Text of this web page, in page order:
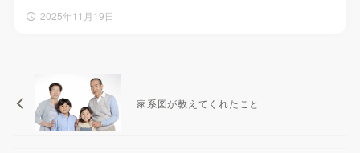
2025年11月19日
家系図が教えてくれたこと